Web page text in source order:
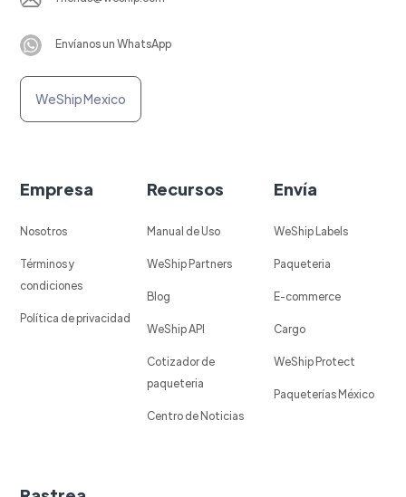
Envíanos un WhatsApp
WeShip Mexico
Empresa
Nosotros
Términos y
condiciones
Política de privacidad
Recursos
Manual de Uso
WeShip Partners
Blog
WeShip API
Cotizador de
paqueteria
Centro de Noticias
Envía
WeShip Labels
Paqueteria
E-commerce
Cargo
WeShip Protect
Paqueterías México